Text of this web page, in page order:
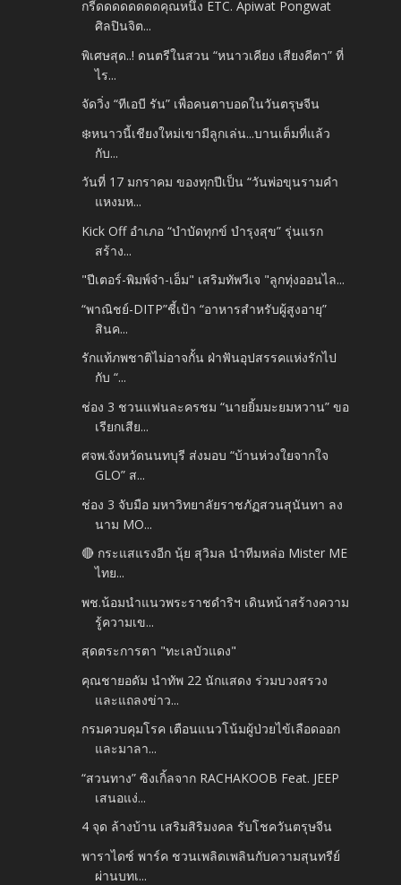
กรี๊ดดดดดดดดคุณหนึ่ง ETC. Apiwat Pongwat
ศิลปินจิต...
พิเศษสุด..! ดนตรีในสวน “หนาวเคียง เสียงคีตา” ที่
ไร...
จัดวิ่ง “ทีเอบี รัน” เพื่อคนตาบอดในวันตรุษจีน
❄️หนาวนี้เชียงใหม่เขามีลูกเล่น...บานเต็มที่แล้ว
กับ...
วันที่ 17 มกราคม ของทุกปีเป็น “วันพ่อขุนรามคำ
แหงมห...
Kick Off อำเภอ “บำบัดทุกข์ บำรุงสุข” รุ่นแรก
สร้าง...
"ปีเตอร์-พิมพ์จ๋า-เอ็ม" เสริมทัพวีเจ "ลูกทุ่งออนไล...
“พาณิชย์-DITP”ชี้เป้า “อาหารสำหรับผู้สูงอายุ”
สินค...
รักแท้ภพชาติไม่อาจกั้น ฝ่าฟันอุปสรรคแห่งรักไป
กับ “...
ช่อง 3 ชวนแฟนละครชม “นายยิ้มมะยมหวาน” ขอ
เรียกเสีย...
ศจพ.จังหวัดนนทบุรี ส่งมอบ “บ้านห่วงใยจากใจ
GLO” ส...
ช่อง 3 จับมือ มหาวิทยาลัยราชภัฏสวนสุนันทา ลง
นาม MO...
🔴 กระแสแรงอีก นุ้ย สุวิมล นำทีมหล่อ Mister ME
ไทย...
พช.น้อมนำแนวพระราชดำริฯ เดินหน้าสร้างความ
รู้ความเข...
สุดตระการตา "ทะเลบัวแดง"
คุณชายอดัม นำทัพ 22 นักแสดง ร่วมบวงสรวง
และแถลงข่าว...
กรมควบคุมโรค เตือนแนวโน้มผู้ป่วยไข้เลือดออก
และมาลา...
“สวนทาง” ซิงเกิ้ลจาก RACHAKOOB Feat. JEEP
เสนอแง่...
4 จุด ล้างบ้าน เสริมสิริมงคล รับโชควันตรุษจีน
พาราไดซ์ พาร์ค ชวนเพลิดเพลินกับความสุนทรีย์
ผ่านบทเ...